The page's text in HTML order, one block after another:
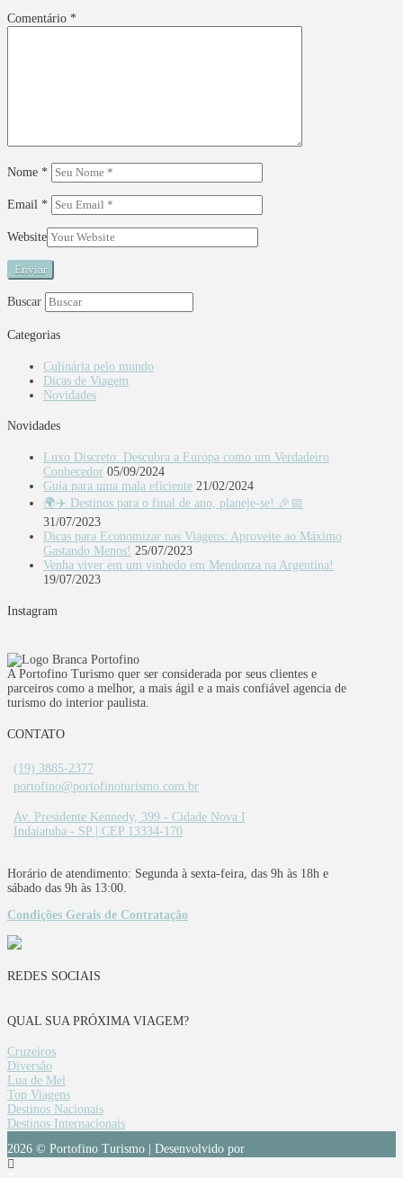
Comentário *
Nome *
Email *
Website
Buscar
Categorias
Culinária pelo mundo
Dicas de Viagem
Novidades
Novidades
Luxo Discreto: Descubra a Europa como um Verdadeiro
Conhecedor 05/09/2024
Guia para uma mala eficiente 21/02/2024
🌍✈️ Destinos para o final de ano, planeje-se! 🎉📅
31/07/2023
Dicas para Economizar nas Viagens: Aproveite ao Máximo
Gastando Menos! 25/07/2023
Venha viver em um vinhedo em Mendonza na Argentina!
19/07/2023
Instagram
A Portofino Turismo quer ser considerada por seus clientes e
parceiros como a melhor, a mais ágil e a mais confiável agencia de
turismo do interior paulista.
CONTATO
(19) 3885-2377
portofino@portofinoturismo.com.br
Av. Presidente Kennedy, 399 - Cidade Nova I
Indaiatuba - SP | CEP 13334-170
Horário de atendimento: Segunda à sexta-feira, das 9h às 18h e
sábado das 9h às 13:00.
Condições Gerais de Contratação
REDES SOCIAIS
QUAL SUA PRÓXIMA VIAGEM?
Cruzeiros
Diversão
Lua de Mel
Top Viagens
Destinos Nacionais
Destinos Internacionais
2026 © Portofino Turismo | Desenvolvido por